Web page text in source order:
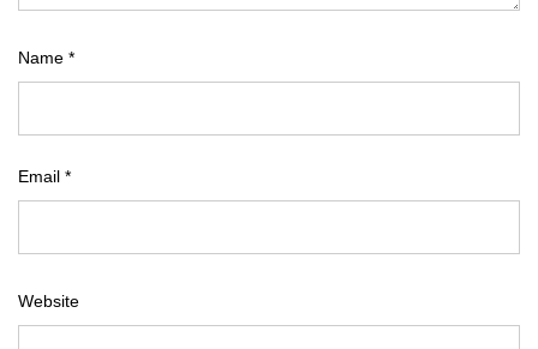
Name *
Email *
Website